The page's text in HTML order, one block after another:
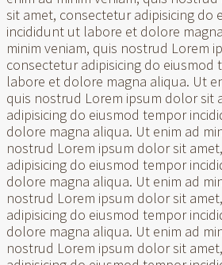
sit amet, consectetur adipisicing do
incididunt ut labore et dolore
minim veniam, quis nostrud Lorem
consectetur adipisicing do
labore et dolore magna aliqua. Ut
quis nostrud Lorem ipsum dolor sit
adipisicing do eiusmod tempor
dolore magna aliqua. Ut enim ad
nostrud Lorem ipsum dolor sit
adipisicing do eiusmod tempor
dolore magna aliqua. Ut enim ad
nostrud Lorem ipsum dolor sit
adipisicing do eiusmod tempor
dolore magna aliqua. Ut enim ad
nostrud Lorem ipsum dolor sit